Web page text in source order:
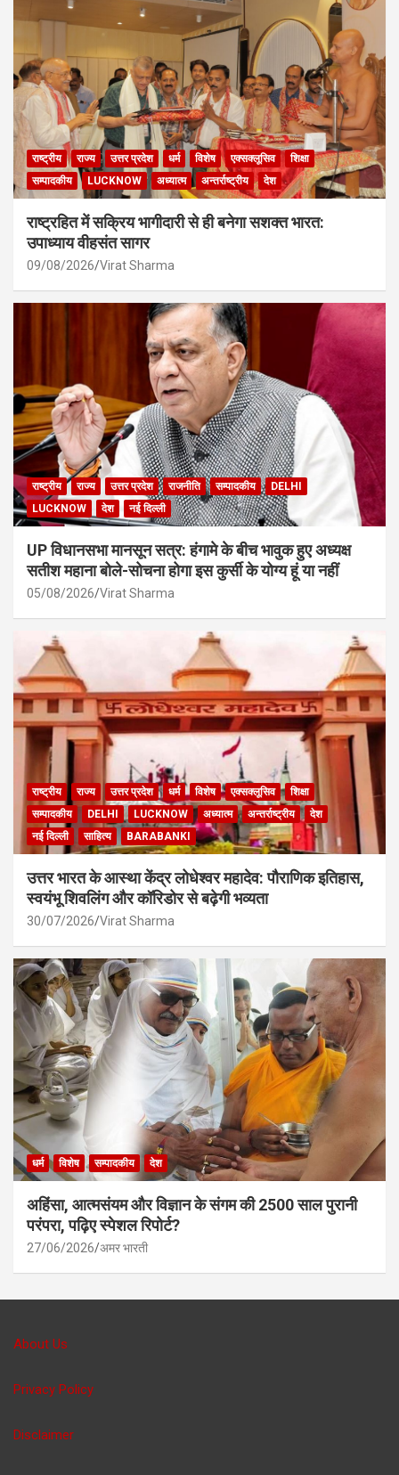
राष्ट्रीय राज्य उत्तर प्रदेश धर्म विशेष एक्सक्लूसिव
शिक्षा
सम्पादकीय
LUCKNOW अध्यात्म अन्तर्राष्ट्रीय देश
राष्ट्रहित में सक्रिय भागीदारी से ही बनेगा सशक्त भारत:
उपाध्याय वीहसंत सागर
09/08/2026 Virat Sharma
राष्ट्रीय राज्य उत्तर प्रदेश राजनीति सम्पादकीय
DELHI
LUCKNOW
देश नई दिल्ली
UP विधानसभा मानसून सत्र: हंगामे के बीच भावुक हुए अध्यक्ष
सतीश महाना बोले-सोचना होगा इस कुर्सी के योग्य हूं या नहीं
05/08/2026 Virat Sharma
राष्ट्रीय राज्य उत्तर प्रदेश धर्म विशेष एक्सक्लूसिव
शिक्षा
सम्पादकीय
DELHI LUCKNOW अध्यात्म अन्तर्राष्ट्रीय
देश
नई दिल्ली
साहित्य BARABANKI
उत्तर भारत के आस्था केंद्र लोधेश्वर महादेव: पौराणिक इतिहास,
स्वयंभू शिवलिंग और कॉरिडोर से बढ़ेगी भव्यता
30/07/2026 Virat Sharma
धर्म विशेष सम्पादकीय देश
अहिंसा, आत्मसंयम और विज्ञान के संगम की 2500 साल पुरानी
परंपरा, पढ़िए स्पेशल रिपोर्ट?
27/06/2026 अमर भारती
About Us
Privacy Policy
Disclaimer